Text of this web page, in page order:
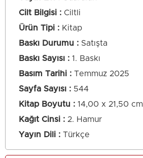
Cilt Bilgisi
Ciltli
Ürün Tipi
Kitap
Baskı Durumu
Satışta
Baskı Sayısı
1. Baskı
Basım Tarihi
Temmuz 2025
Sayfa Sayısı
544
Kitap Boyutu
14,00 x 21,50 cm
Kağıt Cinsi
2. Hamur
Yayın Dili
Türkçe